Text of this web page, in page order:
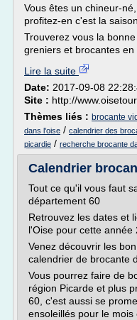
Vous êtes un chineur-
profitez-en c'est la
Trouverez vous la
greniers et brocantes en
Lire la suite
Date: 2017-09-08
Site : http://
Thèmes liés : brocante
dans l'oise / calendrier des
picardie / recherche brocante
Calendrier
Tout ce qu'il vous faut
département 60
Retrouvez les dates et
l'Oise pour cette année
Venez découvrir les
calendrier de brocante
Vous pourrez faire de
région Picarde et plus
60, c'est aussi se
ensoleillés pour le